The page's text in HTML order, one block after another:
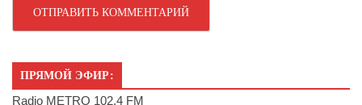
ПРЯМОЙ ЭФИР:
Radio METRO 102.4 FM